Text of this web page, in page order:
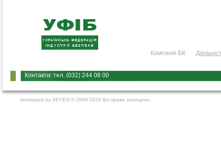
Компанія БК
Контакти: тел. (032) 244 08 00
developed by SEVEN © 2008-2026 Всі права захищено.